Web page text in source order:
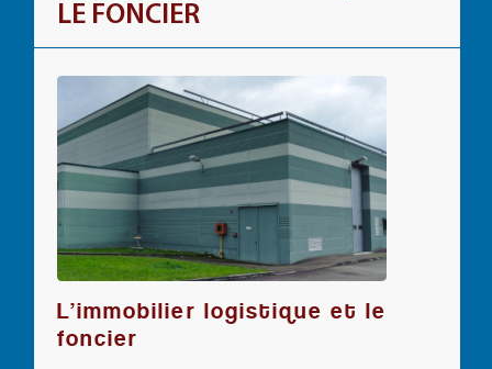
LE FONCIER
L’immobilier logistique et le
foncier